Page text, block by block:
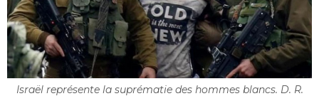
Israël représente la suprématie des hommes blancs. D. R.